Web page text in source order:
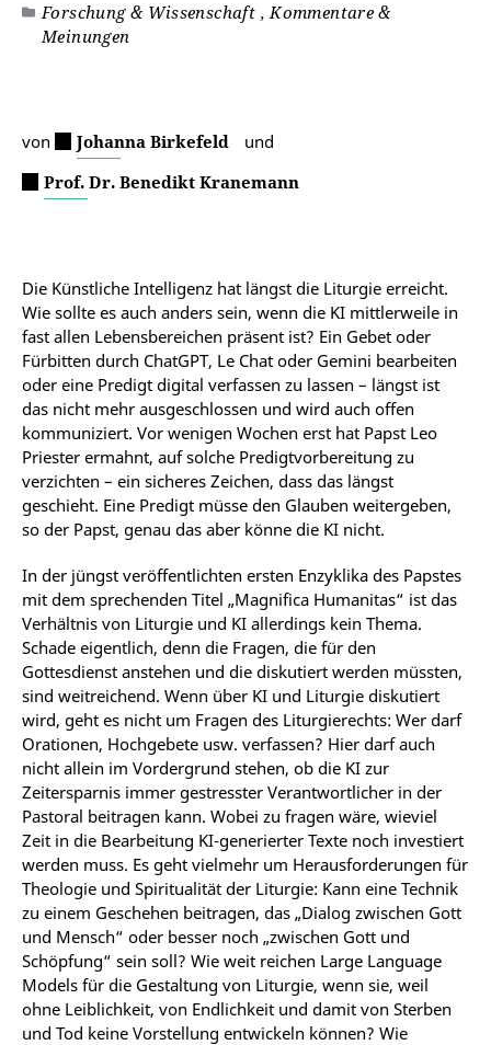
Forschung & Wissenschaft , Kommentare &
Meinungen
von Johanna Birkefeld
und
Prof. Dr. Benedikt Kranemann
Die Künstliche Intelligenz hat längst die Liturgie erreicht.
Wie sollte es auch anders sein, wenn die KI mittlerweile in
fast allen Lebensbereichen präsent ist? Ein Gebet oder
Fürbitten durch ChatGPT, Le Chat oder Gemini bearbeiten
oder eine Predigt digital verfassen zu lassen – längst ist
das nicht mehr ausgeschlossen und wird auch offen
kommuniziert. Vor wenigen Wochen erst hat Papst Leo
Priester ermahnt, auf solche Predigtvorbereitung zu
verzichten – ein sicheres Zeichen, dass das längst
geschieht. Eine Predigt müsse den Glauben weitergeben,
so der Papst, genau das aber könne die KI nicht.
In der jüngst veröffentlichten ersten Enzyklika des Papstes
mit dem sprechenden Titel „Magnifica Humanitas“ ist das
Verhältnis von Liturgie und KI allerdings kein Thema.
Schade eigentlich, denn die Fragen, die für den
Gottesdienst anstehen und die diskutiert werden müssten,
sind weitreichend. Wenn über KI und Liturgie diskutiert
wird, geht es nicht um Fragen des Liturgierechts: Wer darf
Orationen, Hochgebete usw. verfassen? Hier darf auch
nicht allein im Vordergrund stehen, ob die KI zur
Zeitersparnis immer gestresster Verantwortlicher in der
Pastoral beitragen kann. Wobei zu fragen wäre, wieviel
Zeit in die Bearbeitung KI-generierter Texte noch investiert
werden muss. Es geht vielmehr um Herausforderungen für
Theologie und Spiritualität der Liturgie: Kann eine Technik
zu einem Geschehen beitragen, das „Dialog zwischen Gott
und Mensch“ oder besser noch „zwischen Gott und
Schöpfung“ sein soll? Wie weit reichen Large Language
Models für die Gestaltung von Liturgie, wenn sie, weil
ohne Leiblichkeit, von Endlichkeit und damit von Sterben
und Tod keine Vorstellung entwickeln können? Wie